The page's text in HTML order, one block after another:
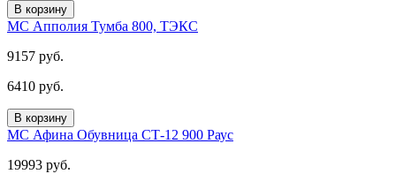
В корзину
МС Апполия Тумба 800, ТЭКС
9157 руб.
6410 руб.
В корзину
МС Афина Обувница СТ-12 900 Раус
19993 руб.